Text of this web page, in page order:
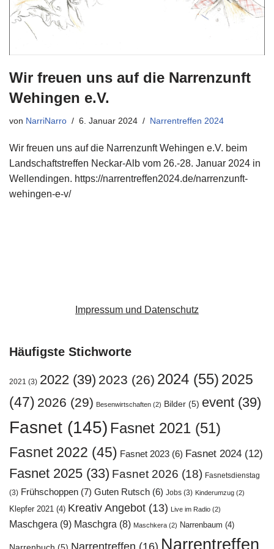
Wir freuen uns auf die Narrenzunft
Wehingen e.V.
von NarriNarro 6. Januar 2024 Narrentreffen 2024
Wir freuen uns auf die Narrenzunft Wehingen e.V. beim
Landschaftstreffen Neckar-Alb vom 26.-28. Januar 2024 in
Wellendingen. https://narrentreffen2024.de/narrenzunft-
wehingen-e-v/
Impressum und Datenschutz
Häufigste Stichworte
2021 (3) 2022 (39) 2023 (26) 2024 (55) 2025
(47) 2026 (29) Besenwirtschaften (2) Bilder (5) event (39)
Fasnet (145) Fasnet 2021 (51)
Fasnet 2022 (45) Fasnet 2023 (6) Fasnet 2024 (12)
Fasnet 2025 (33) Fasnet 2026 (18) Fasnetsdienstag
(3) Frühschoppen (7) Guten Rutsch (6) Jobs (3) Kinderumzug (2)
Klepfer 2021 (4) Kreativ Angebot (13) Live im Radio (2)
Maschgera (9) Maschgra (8) Maschkera (2) Narrenbaum (4)
Narrentreffen (16) Narrentreffen